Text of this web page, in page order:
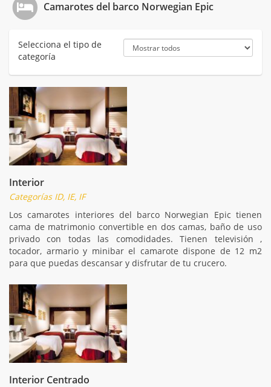
Camarotes del barco Norwegian Epic
Selecciona el tipo de
categoría
Interior
Categorías ID, IE, IF
Los camarotes interiores del barco Norwegian Epic tienen
cama de matrimonio convertible en dos camas, baño de uso
privado con todas las comodidades. Tienen televisión ,
tocador, armario y minibar el camarote dispone de 12 m2
para que puedas descansar y disfrutar de tu crucero.
Interior Centrado